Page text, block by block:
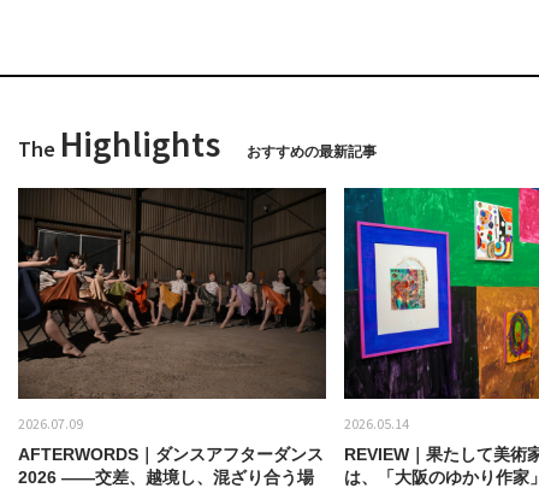
The Highlights おすすめの最新記事
2026.07.09
AFTERWORDS｜ダンスアフターダンス
2026 ——交差、越境し、混ざり合う場
2026.05.14
REVIEW｜果たして美術
は、「大阪のゆかり作家